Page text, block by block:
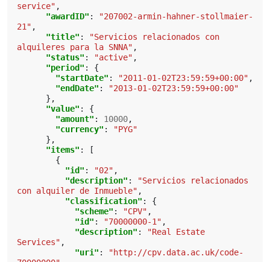
service" ,
"awardID" :
"207002-armin-hahner-stollmaier-
21" ,
"title" :
"Servicios relacionados con
alquileres para la SNNA" ,
"status" : "active" ,
"period" :
{
"startDate" : "2011-01-02T23:59:59+00:00" ,
"endDate" :
"2013-01-02T23:59:59+00:00"
},
"value" :
{
"amount" : 10000,
"currency" :
"PYG"
},
"items" :
[
{
"id" : "02" ,
"description" :
"Servicios relacionados
con alquiler de Inmueble" ,
"classification" :
{
"scheme" : "CPV" ,
"id" : "70000000-1" ,
"description" :
"Real Estate
Services" ,
"uri" :
"http://cpv.data.ac.uk/code-